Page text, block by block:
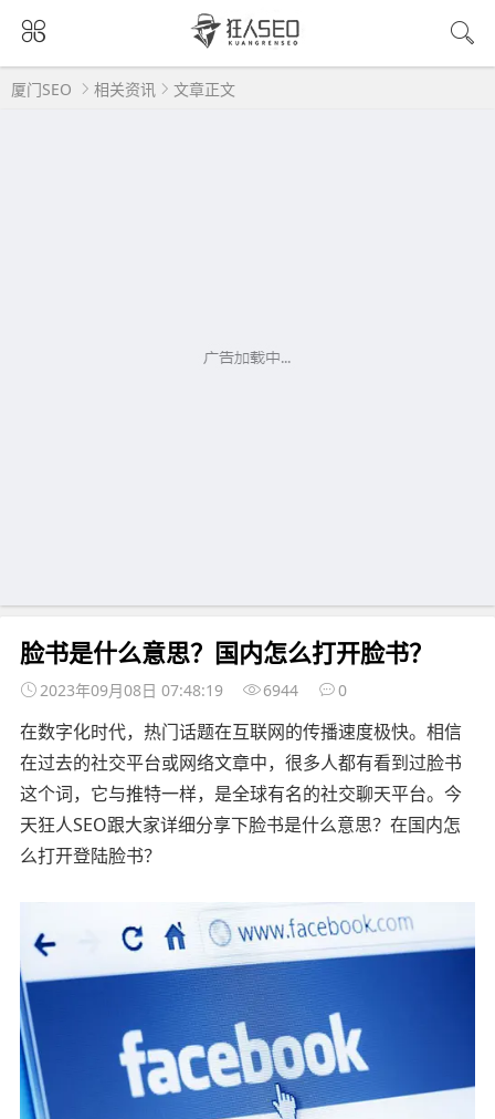
厦门SEO 相关资讯 文章正文
脸书是什么意思？国内怎么打开脸书？
2023年09月08日 07:48:19 6944 0
在数字化时代，热门话题在互联网的传播速度极快。相信
在过去的社交平台或网络文章中，很多人都有看到过脸书
这个词，它与推特一样，是全球有名的社交聊天平台。今
天狂人SEO跟大家详细分享下脸书是什么意思？在国内怎
么打开登陆脸书？